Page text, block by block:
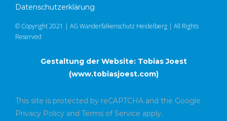
Datenschutzerklärung
© Copyright 2021 | AG Wanderfalkenschutz Heidelberg | All Rights
Reserved
Gestaltung der Website: Tobias Joest
(www.tobiasjoest.com)
This site is protected by reCAPTCHA and the Google
Privacy Policy and Terms of Service apply.